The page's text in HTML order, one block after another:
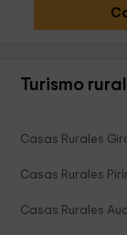
Turismo
Casas Rurales
Casas Rurales
Casas Rurales